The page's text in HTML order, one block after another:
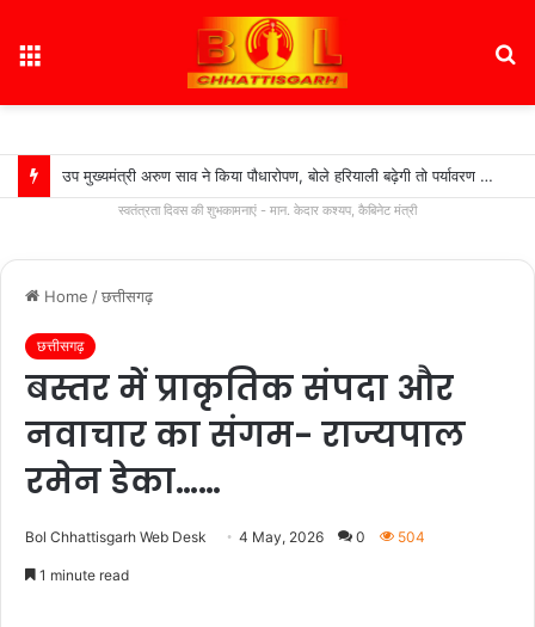
उप मुख्यमंत्री अरुण साव ने किया पौधारोपण, बोले हरियाली बढ़ेगी तो पर्यावरण भी स्वस्थ और सुंदर बनेगा….
स्वतंत्रता दिवस की शुभकामनाएं - मान. केदार कश्यप, कैबिनेट मंत्री
Home /छत्तीसगढ़
छत्तीसगढ़
बस्तर में प्राकृतिक संपदा और
नवाचार का संगम- राज्यपाल
रमेन डेका……
Bol Chhattisgarh Web Desk 4 May, 2026 0 504
1 minute read